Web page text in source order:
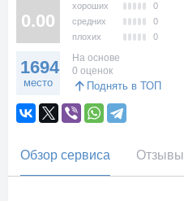
0.00
хороших
0
средних
0
плохих
0
1694
место
На основе
0 оценок
Поднять в ТОП
Обзор сервиса Отзывы